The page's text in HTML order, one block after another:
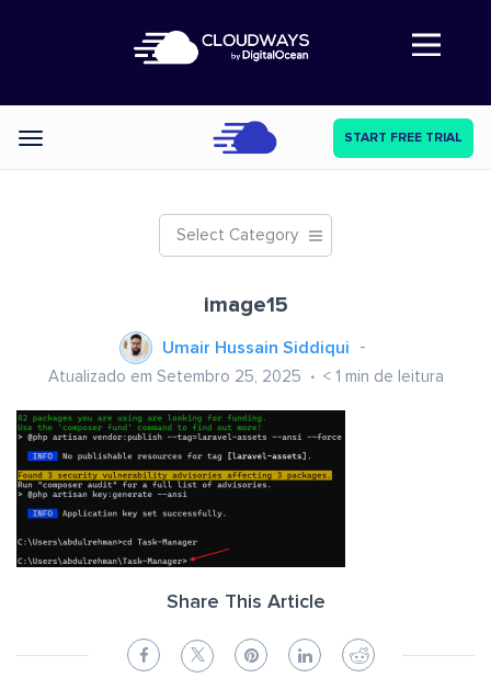
Abre a navegação
Categories START FREE TRIAL
Select Category
image15
Umair Hussain Siddiqui
Atualizado em Setembro 25, 2025 < 1 min de leitura
Share This Article